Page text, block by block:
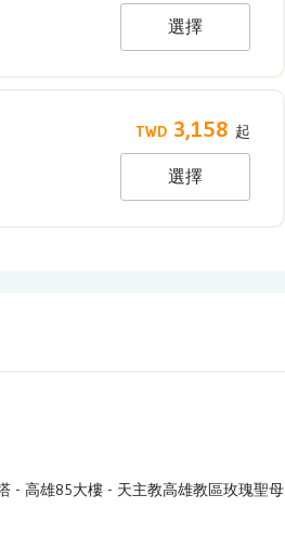
選擇
3,158
選擇
- 高雄85大樓 - 天主教高雄教區玫瑰聖母